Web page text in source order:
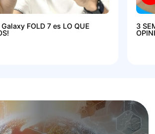
FOLD 7 es LO QUE
3